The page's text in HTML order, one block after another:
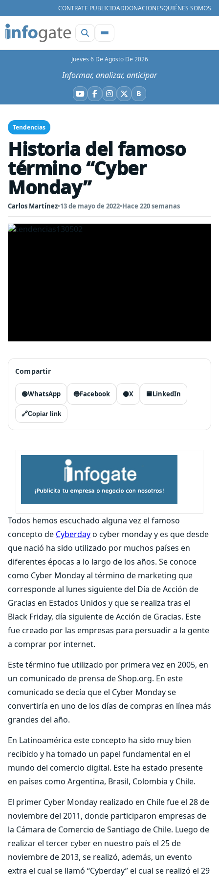
CONTRATE PUBLICIDADDONACIONESQUIÉNES SOMOS
Jueves 6 De Agosto De 2026
Informar, analizar, anticipar
YouTube
Facebook
Instagram
X BBluesky
Tendencias
Historia del famoso
término “Cyber
Monday”
Carlos Martínez•13 de mayo de 2022•Hace 220 semanas
Compartir
🟢WhatsApp 🔵Facebook ⚫X 🟦LinkedIn
🔗Copiar link
Todos hemos escuchado alguna vez el famoso
concepto de Cyberdayo cyber monday y es que desde
que nació ha sido utilizado por muchos países en
diferentes épocas a lo largo de los años. Se conoce
como Cyber Monday al término de marketing que
corresponde al lunes siguiente del Día de Acción de
Gracias en Estados Unidos y que se realiza tras el
Black Friday, día siguiente de Acción de Gracias. Este
fue creado por las empresas para persuadir a la gente
a comprar por internet.
Este término fue utilizado por primera vez en 2005, en
un comunicado de prensa de Shop.org. En este
comunicado se decía que el Cyber Monday se
convertiría en uno de los días de compras en línea más
grandes del año.
En Latinoamérica este concepto ha sido muy bien
recibido y ha tomado un papel fundamental en el
mundo del comercio digital. Este ha estado presente
en países como Argentina, Brasil, Colombia y Chile.
El primer Cyber Monday realizado en Chile fue el 28 de
noviembre del 2011, donde participaron empresas de
la Cámara de Comercio de Santiago de Chile. Luego de
realizar el tercer cyber en nuestro país el 25 de
noviembre de 2013, se realizó, además, un evento
extra el cual se llamó “Cyberday” el cual se realizó el 29